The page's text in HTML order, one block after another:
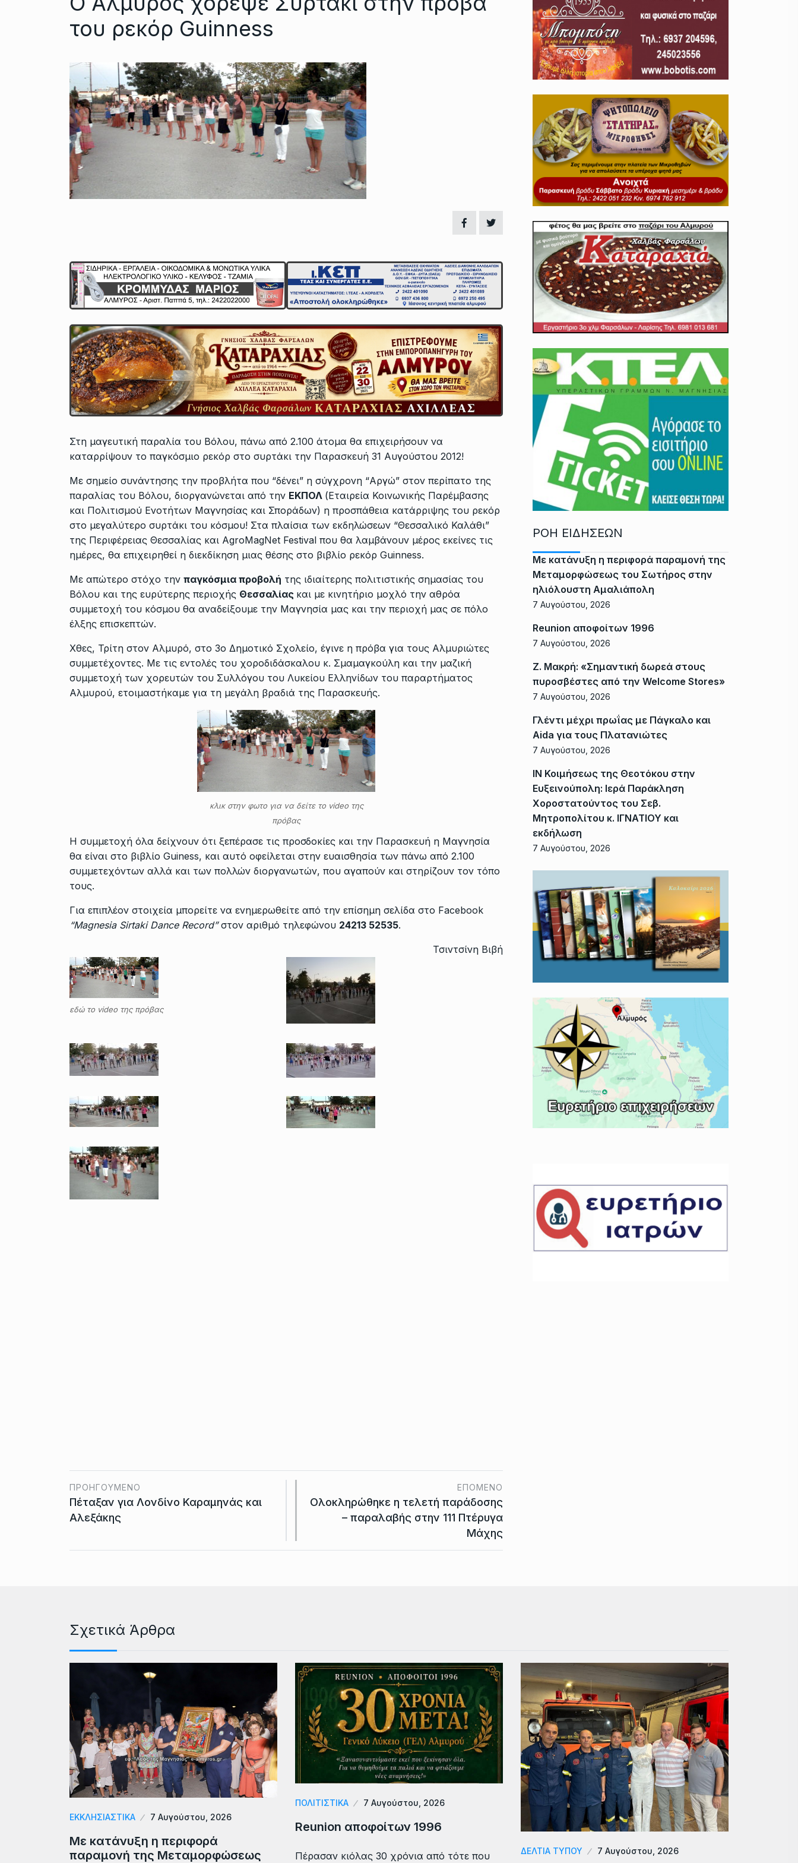
του ρεκόρ Guinness
Στη μαγευτική παραλία του Βόλου, πάνω από 2.100 άτομα θα επιχειρήσουν να
καταρρίψουν το παγκόσμιο ρεκόρ στο συρτάκι την Παρασκευή 31 Αυγούστου 2012!
Με σημείο συνάντησης την προβλήτα που “δένει” η σύγχρονη “Αργώ” στον περίπατο της
παραλίας του Βόλου, διοργανώνεται από την ΕΚΠΟΛ (Εταιρεία Κοινωνικής Παρέμβασης
και Πολιτισμού Ενοτήτων Μαγνησίας και Σποράδων) η προσπάθεια κατάρριψης του ρεκόρ
στο μεγαλύτερο συρτάκι του κόσμου! Στα πλαίσια των εκδηλώσεων “Θεσσαλικό Καλάθι”
της Περιφέρειας Θεσσαλίας και AgroMagNet Festival που θα λαμβάνουν μέρος εκείνες τις
ημέρες, θα επιχειρηθεί η διεκδίκηση μιας θέσης στο βιβλίο ρεκόρ Guinness.
Με απώτερο στόχο την παγκόσμια προβολή της ιδιαίτερης πολιτιστικής σημασίας του
Βόλου και της ευρύτερης περιοχής Θεσσαλίας και με κινητήριο μοχλό την αθρόα
συμμετοχή του κόσμου θα αναδείξουμε την Μαγνησία μας και την περιοχή μας σε πόλο
έλξης επισκεπτών.
Χθες, Τρίτη στον Αλμυρό, στο 3ο Δημοτικό Σχολείο, έγινε η πρόβα για τους Αλμυριώτες
συμμετέχοντες. Με τις εντολές του χοροδιδάσκαλου κ. Σμαμαγκούλη και την μαζική
συμμετοχή των χορευτών του Συλλόγου του Λυκείου Ελληνίδων του παραρτήματος
Αλμυρού, ετοιμαστήκαμε για τη μεγάλη βραδιά της Παρασκευής.
κλικ στην φωτο για να δείτε το video της
πρόβας
Η συμμετοχή όλα δείχνουν ότι ξεπέρασε τις προσδοκίες και την Παρασκευή η Μαγνησία
θα είναι στο βιβλίο Guiness, και αυτό οφείλεται στην ευαισθησία των πάνω από 2.100
συμμετεχόντων αλλά και των πολλών διοργανωτών, που αγαπούν και στηρίζουν τον τόπο
τους.
Για επιπλέον στοιχεία μπορείτε να ενημερωθείτε από την επίσημη σελίδα στο Facebook
“Magnesia Sirtaki Dance Record”στον αριθμό τηλεφώνου 24213 52535.
Τσιντσίνη Βιβή
εδώ το video της πρόβας
ΠΡΟΗΓΟΎΜΕΝΟ
Πέταξαν για Λονδίνο Καραμηνάς και
Αλεξάκης
ΕΠΌΜΕΝΟ
Ολοκληρώθηκε η τελετή παράδοσης
– παραλαβής στην 111 Πτέρυγα
Μάχης
ΡΟΗ ΕΙΔΗΣΕΩΝ
Με κατάνυξη η περιφορά παραμονή της
Μεταμορφώσεως του Σωτήρος στην
ηλιόλουστη Αμαλιάπολη
7 Αυγούστου, 2026
Reunion αποφοίτων 1996
7 Αυγούστου, 2026
Ζ. Μακρή: «Σημαντική δωρεά στους
πυροσβέστες από την Welcome Stores»
7 Αυγούστου, 2026
Γλέντι μέχρι πρωΐας με Πάγκαλο και
Aida για τους Πλατανιώτες
7 Αυγούστου, 2026
ΙΝ Κοιμήσεως της Θεοτόκου στην
Ευξεινούπολη: Ιερά Παράκληση
Χοροστατούντος του Σεβ.
Μητροπολίτου κ. ΙΓΝΑΤΙΟΥ και
εκδήλωση
7 Αυγούστου, 2026
Σχετικά Άρθρα
ΕΚΚΛΗΣΙΑΣΤΙΚΑ 7 Αυγούστου, 2026
Με κατάνυξη η περιφορά
παραμονή της Μεταμορφώσεως
ΠΟΛΙΤΙΣΤΙΚΑ 7 Αυγούστου, 2026
Reunion αποφοίτων 1996
Πέρασαν κιόλας 30 χρόνια από τότε που ΔΕΛΤΙΑ ΤΥΠΟΥ 7 Αυγούστου, 2026